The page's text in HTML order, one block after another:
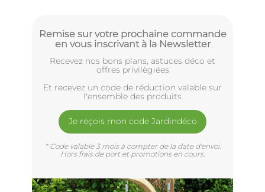
Remise sur votre prochaine commande
en vous inscrivant à la Newsletter
Recevez nos bons plans, astuces déco et
offres privilègiées
Et recevez un code de réduction valable sur
l'ensemble des produits
Je reçois mon code Jardindéco
* Code valable 3 mois à compter de la date d'envoi.
Hors frais de port et promotions en cours.